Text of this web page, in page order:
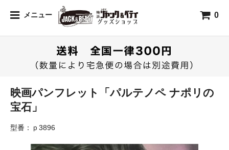
メニュー 0
映画パンフレット「パルテノペ ナポリの
宝石」
型番：ｐ3896